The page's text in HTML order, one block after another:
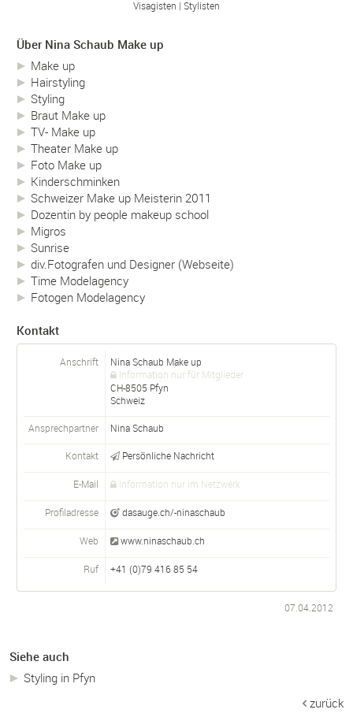
Visagisten Stylisten
Über Nina Schaub Make up
Make up
Hairstyling
Styling
Braut Make up
TV- Make up
Theater Make up
Foto Make up
Kinderschminken
Schweizer Make up Meisterin 2011
Dozentin by people makeup school
Migros
Sunrise
div.Fotografen und Designer (Webseite)
Time Modelagency
Fotogen Modelagency
Kontakt
Anschrift
Nina Schaub Make up
Information nur für Mitglieder
CH-8505 Pfyn
Schweiz
Ansprechpartner Nina Schaub
Kontakt Persönliche Nachricht
E-Mail Information nur im Netzwerk
Profiladresse dasauge.ch/-ninaschaub
Web www.ninaschaub.ch
Ruf +41 (0)79 416 85 54
07.04.2012
Siehe auch
Styling in Pfyn
zurück